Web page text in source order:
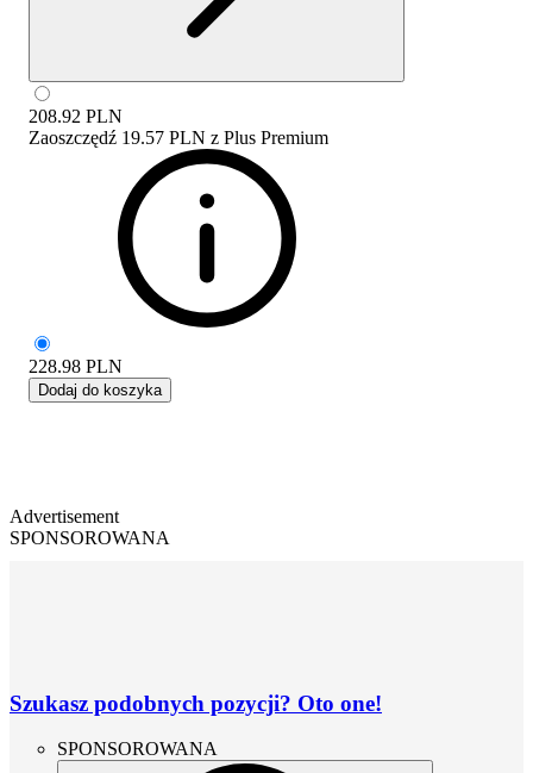
208.92 PLN
Zaoszczędź 19.57 PLN z Plus Premium
228.98 PLN
Dodaj do koszyka
Advertisement
SPONSOROWANA
Szukasz podobnych pozycji? Oto one!
SPONSOROWANA